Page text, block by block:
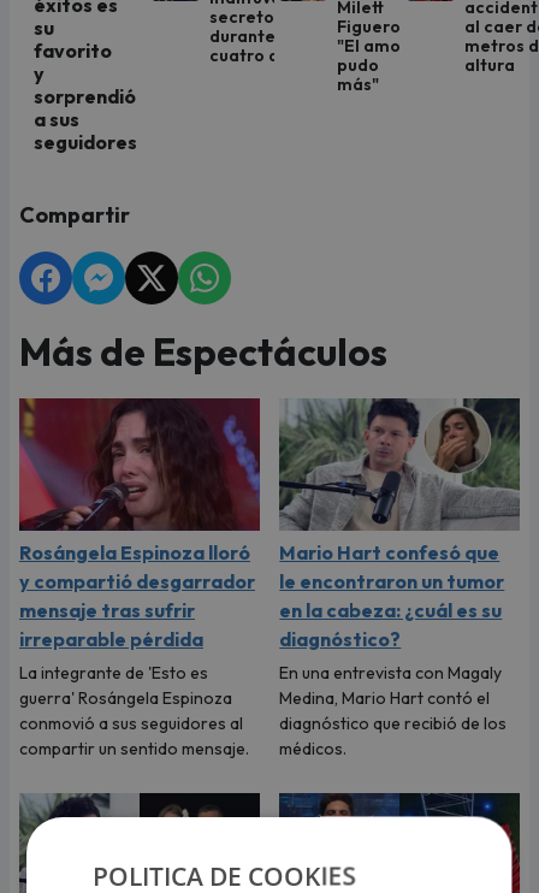
éxitos es
su
favorito
y
sorprendió
a sus
seguidores
secreto
durante
cuatro años
Milett
Figueroa:
"El amor
pudo
más"
al caer
metros
altura
Compartir
Más de Espectáculos
Rosángela Espinoza lloró
y compartió desgarrador
mensaje tras sufrir
irreparable pérdida
La integrante de 'Esto es
guerra' Rosángela Espinoza
conmovió a sus seguidores al
compartir un sentido mensaje.
Mario Hart confesó que
le encontraron un tumor
en la cabeza: ¿cuál es su
diagnóstico?
En una entrevista con Magaly
Medina, Mario Hart contó el
diagnóstico que recibió de los
médicos.
POLITICA DE COOKIES